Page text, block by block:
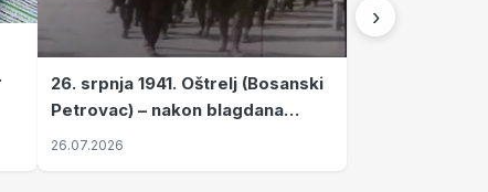
26. srpnja 1941. Oštrelj (Bosanski
Petrovac) – nakon blagdana
Svete Ane izvršen napad srpskih
26.07.2026
›